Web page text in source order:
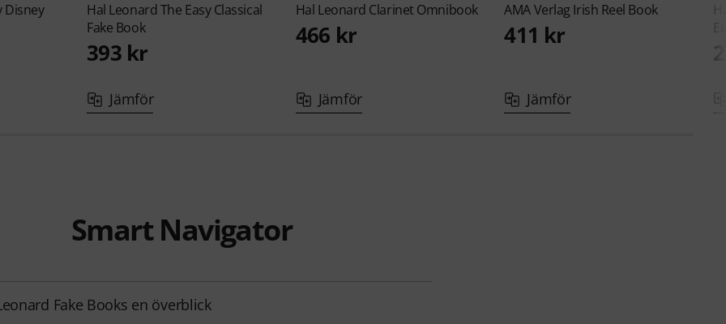
Disney
Hal LeonardThe Easy Classical
Fake Book
393 kr
Jämför
Hal Leonard Clarinet Omnibook
466 kr
Jämför
AMA Verlag Irish Reel Book
411 kr
Jämför
Smart Navigator
Fake Books en överblick